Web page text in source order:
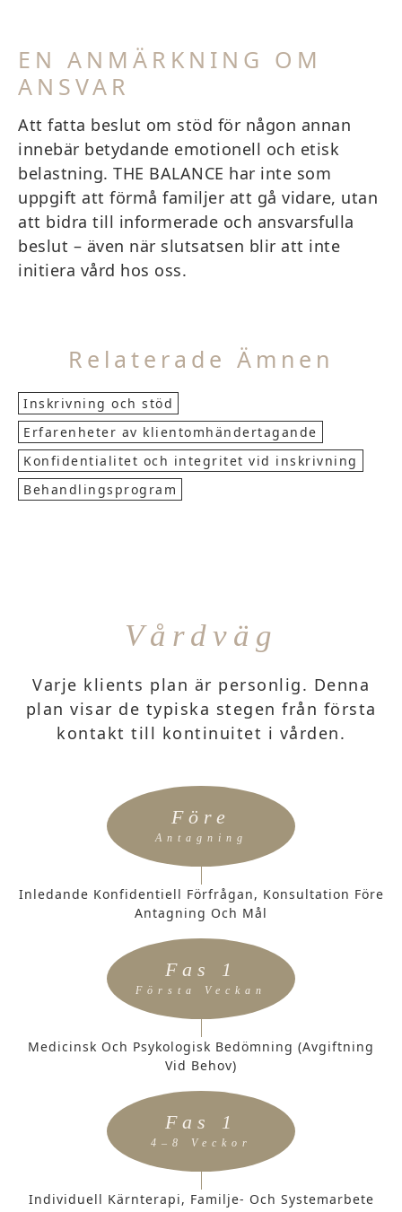
EN ANMÄRKNING OM
ANSVAR
Att fatta beslut om stöd för någon annan
innebär betydande emotionell och etisk
belastning. THE BALANCE har inte som
uppgift att förmå familjer att gå vidare, utan
att bidra till informerade och ansvarsfulla
beslut – även när slutsatsen blir att inte
initiera vård hos oss.
Relaterade Ämnen
Inskrivning och stöd
Erfarenheter av klientomhändertagande
Konfidentialitet och integritet vid inskrivning
Behandlingsprogram
Vårdväg
Varje klients plan är personlig. Denna
plan visar de typiska stegen från första
kontakt till kontinuitet i vården.
Före
Antagning
Inledande Konfidentiell Förfrågan, Konsultation Före
Antagning Och Mål
Fas 1
Första Veckan
Medicinsk Och Psykologisk Bedömning (avgiftning
Vid Behov)
Fas 1
4–8 Veckor
Individuell Kärnterapi, Familje- Och Systemarbete